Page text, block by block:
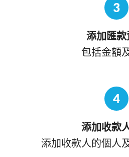
3
添加匯款
包括金額
4
添加收款
添加收款人的個人